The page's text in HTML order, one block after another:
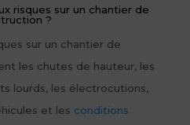
risques sur un chantier de
?
sur un chantier de
les chutes de hauteur, les
lourds, les électrocutions,
et les conditions